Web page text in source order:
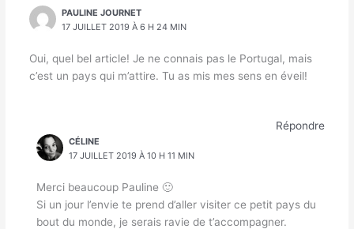
PAULINE JOURNET
17 JUILLET 2019 À 6 H 24 MIN
Oui, quel bel article! Je ne connais pas le Portugal, mais
c’est un pays qui m’attire. Tu as mis mes sens en éveil!
Répondre
CÉLINE
17 JUILLET 2019 À 10 H 11 MIN
Merci beaucoup Pauline 🙂
Si un jour l’envie te prend d’aller visiter ce petit pays du
bout du monde, je serais ravie de t’accompagner.